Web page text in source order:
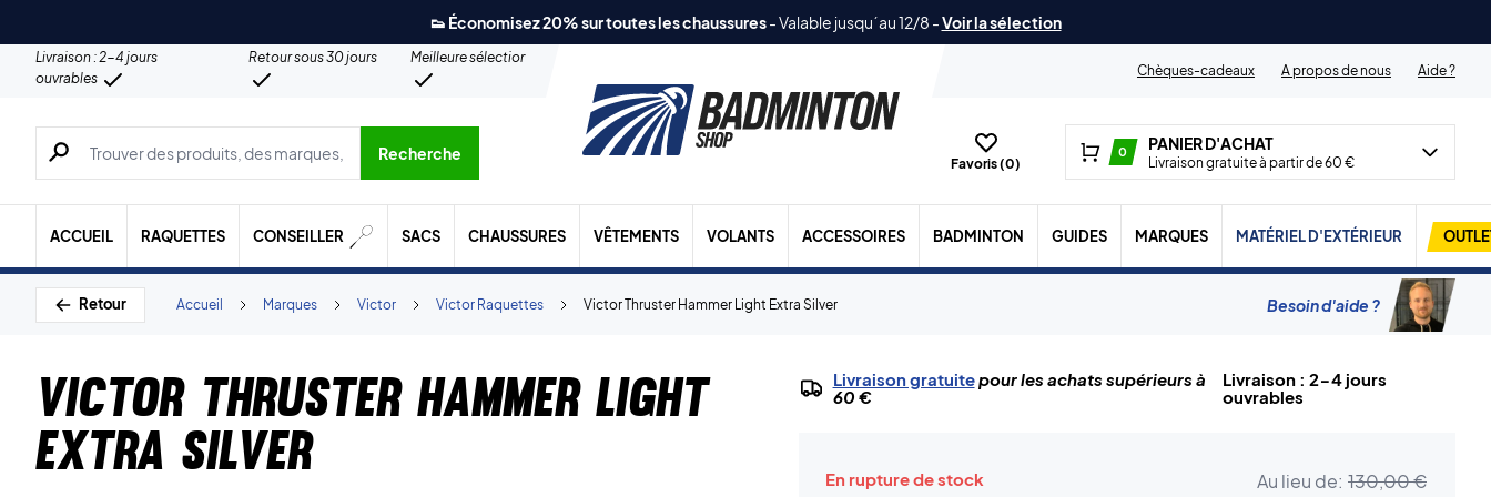
👟 Économisez 20% sur toutes les chaussures-Valable jusqu´au 12/8 -Voir la sélection
Livraison : 2-4 jours
ouvrables
Retour sous 30 jours
Meilleure sélection
Chèques-cadeaux
A propos de nous Aide ?
Recherche de produits, de marques, etc.
Recherche
Favoris (0)
0 PANIER D'ACHAT
Livraison gratuite à partir de 60 €
ACCUEIL RAQUETTES CONSEILLER SACS CHAUSSURES VÊTEMENTS VOLANTS ACCESSOIRES BADMINTON GUIDES MARQUES MATÉRIEL D'EXTÉRIEUR
Retour Victor Thruster Hammer Light Extra Silver
Victor Raquettes
Victor
Marques
Accueil Besoin d'aide ?
Victor Thruster Hammer Light
Extra Silver
Livraison gratuitepour les achats supérieurs à
60 €
Livraison : 2-4 jours
ouvrables
En rupture de stock Au lieu de: 130,00 €